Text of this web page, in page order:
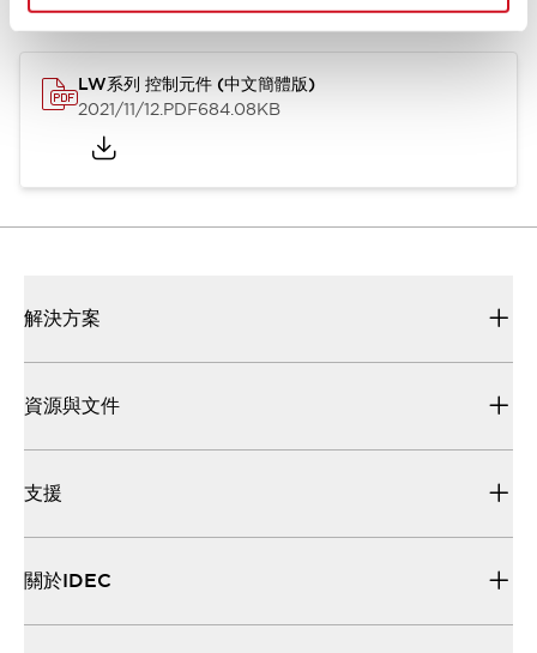
LW系列 控制元件 (中文簡體版)
2021/11/12.PDF684.08KB
解決方案
資源與文件
支援
關於IDEC